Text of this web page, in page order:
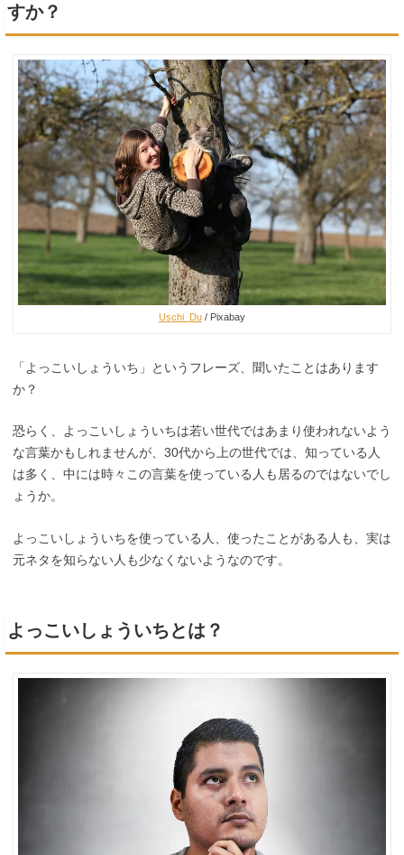
すか？
Uschi_Du / Pixabay
「よっこいしょういち」というフレーズ、聞いたことはあります
か？
恐らく、よっこいしょういちは若い世代ではあまり使われないよう
な言葉かもしれませんが、30代から上の世代では、知っている人
は多く、中には時々この言葉を使っている人も居るのではないでし
ょうか。
よっこいしょういちを使っている人、使ったことがある人も、実は
元ネタを知らない人も少なくないようなのです。
よっこいしょういちとは？